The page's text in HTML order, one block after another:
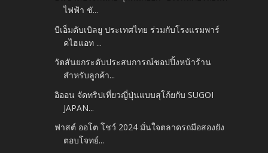
ไฟฟ้า ชั...
บีเอ็มดับเบิลยู ประเทศไทย ร่วมกับโรงแรมพาร์
คไฮแอท ...
วัตสันยกระดับประสบการณ์ชอปปิ้งหน้าร้าน
สำหรับลูกค้า...
อิออน จัดทริปเที่ยวญี่ปุ่นแบบสุโก้ยกับ SUGOI
JAPAN...
ฟาสต์ ออโต โชว์ 2024 มั่นใจตลาดรถมือสองยัง
ตอบโจทย์...